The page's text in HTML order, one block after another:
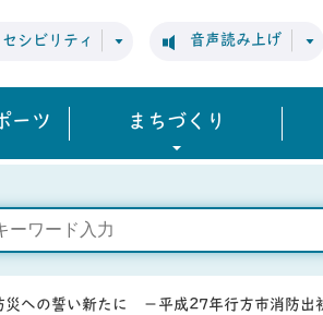
シビリティ 音声読み上げ
ーツ まちづくり
への誓い新たに －平成27年行方市消防